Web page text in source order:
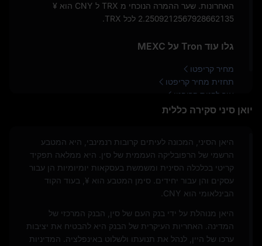
יואן סיני סקירה כללית
האחרונות. שער ההמרה הנוכחי מ TRX ל CNY הוא
¥
2.2509212567928662135 לכל TRX.
גלו עוד Tron על MEXC
מחיר קריפטו
תחזית מחיר קריפטו
איך לקנות קריפטו
היאן הסיני, המכונה לעיתים קרובות רנמינבי, היא המטבע
הרשמי של הרפובליקה העממית של סין. היא ממלאה תפקיד
קריטי בכלכלה הסינית ומשמשת בעסקאות יומיומיות הן עבור
עסקים והן עבור יחידים. סימן המטבע הוא ¥, בעוד הקוד
הבינלאומי הוא CNY.
היאן מנוהלת על ידי בנק העם של סין, הבנק המרכזי של
המדינה. האחריות העיקרית של הבנק היא להבטיח את יציבות
ערכו של היין, לנהל את תנועתו ולשלוט באינפלציה. המדיניות